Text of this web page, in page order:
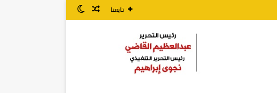
تابعنا مقال عشوائي
الوضع المظلم